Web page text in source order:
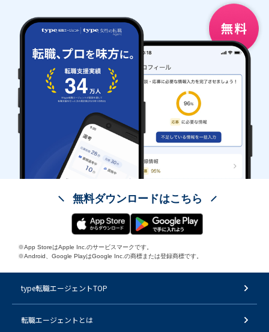
無料ダウンロードはこちら
※App StoreはApple Inc.のサービスマークです。
※Android、Google PlayはGoogle Inc.の商標または登録商標です。
type転職エージェントTOP
転職エージェントとは